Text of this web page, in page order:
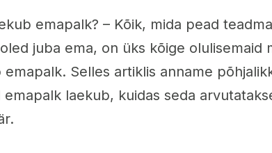
emapalk? – Kõik, mida pead teadma
juba ema, on üks kõige olulisemaid
Selles artiklis anname
laekub, kuidas seda